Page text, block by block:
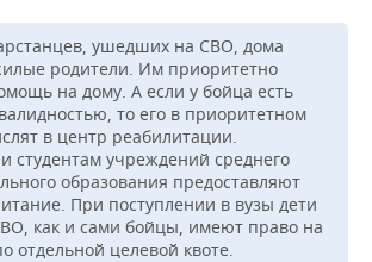
ушедших на СВО, дома
родители. Им приоритетно
на дому. А если у бойца есть
то его в приоритетном
в центр реабилитации.
студентам учреждений среднего
образования предоставляют
При поступлении в вузы дети
как и сами бойцы, имеют право на
отдельной целевой квоте.